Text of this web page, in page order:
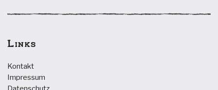
Links
Kontakt
Impressum